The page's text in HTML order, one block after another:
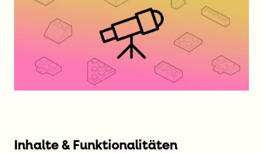
Inhalte & Funktionalitäten